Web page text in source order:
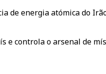
de energia atómica do
e controla o arsenal de